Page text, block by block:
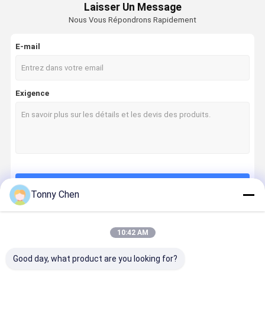
Laisser Un Message
Nous Vous Répondrons Rapidement
E-mail
Exigence
Tonny Chen
10:42 AM
Good day, what product are you looking for?